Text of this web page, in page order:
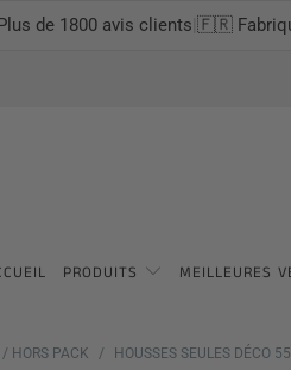
de 1800 avis clients 🇫🇷
PRODUITS MEILLEURES
/ HORS PACK / HOUSSES SEULES DÉCO